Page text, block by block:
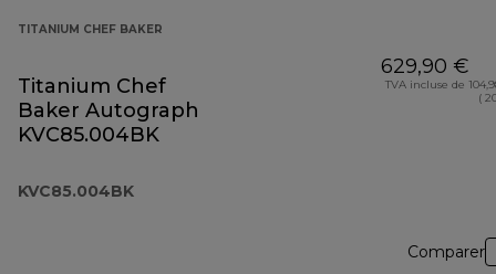
TITANIUM CHEF BAKER
Titanium Chef
Baker Autograph
KVC85.004BK
KVC85.004BK
629,90 €
TVA incluse de
(
Comparer